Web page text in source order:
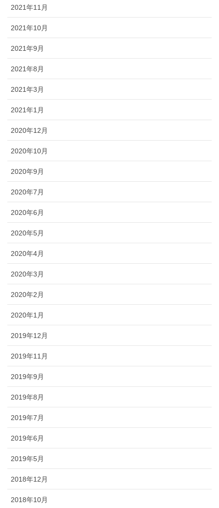
2021年11月
2021年10月
2021年9月
2021年8月
2021年3月
2021年1月
2020年12月
2020年10月
2020年9月
2020年7月
2020年6月
2020年5月
2020年4月
2020年3月
2020年2月
2020年1月
2019年12月
2019年11月
2019年9月
2019年8月
2019年7月
2019年6月
2019年5月
2018年12月
2018年10月